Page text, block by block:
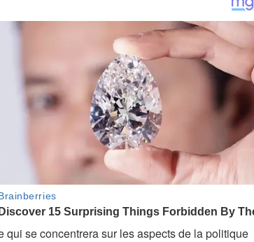
qui se concentrera sur les aspects de la politique